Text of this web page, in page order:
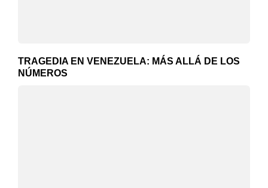
TRAGEDIA EN VENEZUELA: MÁS ALLÁ DE LOS
NÚMEROS